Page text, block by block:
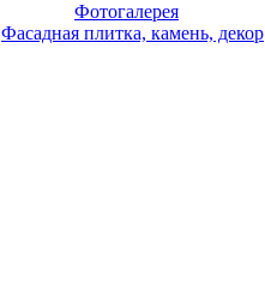
Фотогалерея
Фасадная плитка, камень, декор